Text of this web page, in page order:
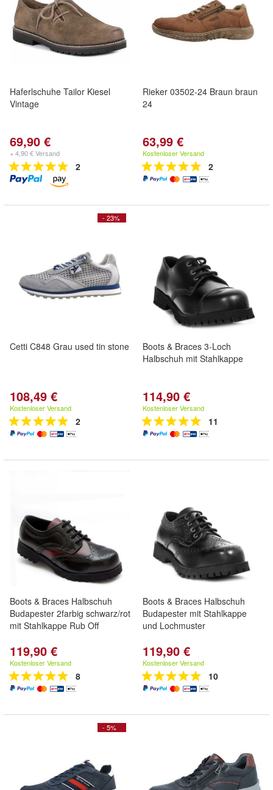
Haferlschuhe Tailor Kiesel
Vintage
69,90 €
+ 4,90 € Versand
2
Rieker 03502-24 Braun braun
24
63,99 €
Kostenloser Versand
2
- 23%
Cetti C848 Grau used tin stone
108,49 €
Kostenloser Versand
2
Boots & Braces 3-Loch
Halbschuh mit Stahlkappe
114,90 €
Kostenloser Versand
11
Boots & Braces Halbschuh
Budapester 2farbig schwarz/rot
mit Stahlkappe Rub Off
119,90 €
Kostenloser Versand
8
Boots & Braces Halbschuh
Budapester mit Stahlkappe
und Lochmuster
119,90 €
Kostenloser Versand
10
- 5%